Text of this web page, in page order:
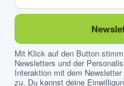
Mit Klick auf den Button
Newsletters und der
Interaktion mit dem
zu. Du kannst deine